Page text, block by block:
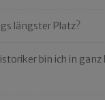
längster Platz?
bin ich in ganz